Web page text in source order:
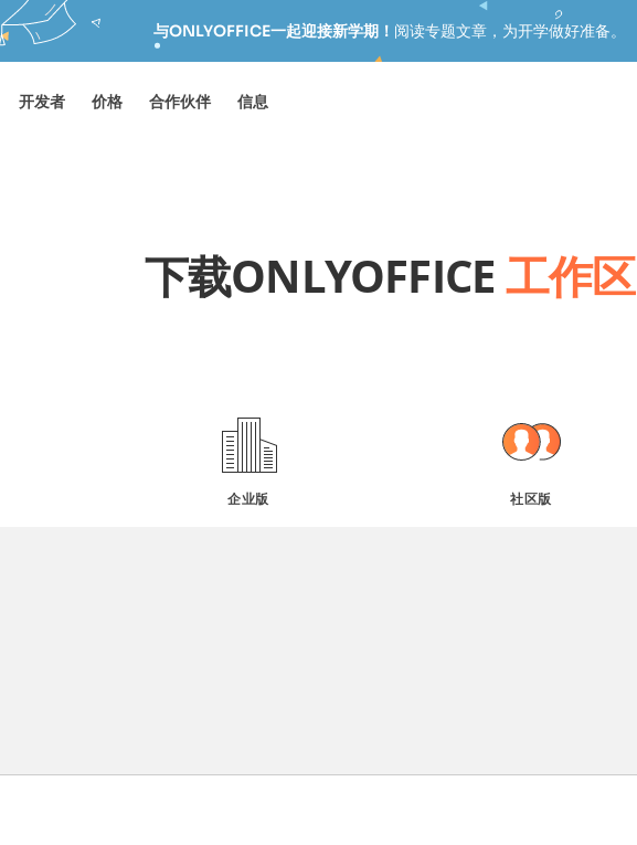
与ONLYOFFICE一起迎接新学期！ 阅读专题文章，为开学做好准备。
开发者 价格 合作伙伴 信息
下载ONLYOFFICE 工作区
企业版 社区版